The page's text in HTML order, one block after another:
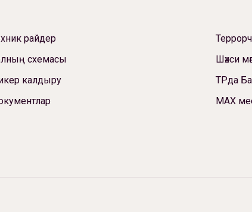
райдер
схемасы
калдыру
Шәхси
ТРда
МАХ